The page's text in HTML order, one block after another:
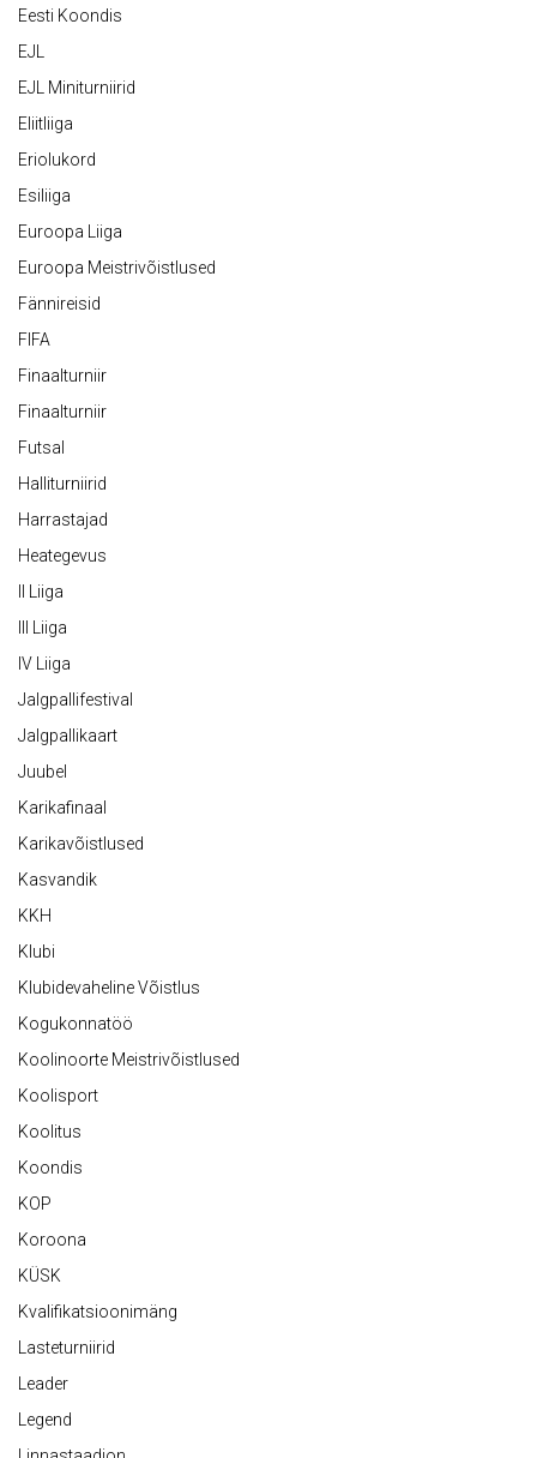
Eesti Koondis
EJL
EJL Miniturniirid
Eliitliiga
Eriolukord
Esiliiga
Euroopa Liiga
Euroopa Meistrivõistlused
Fännireisid
FIFA
Finaalturniir
Finaalturniir
Futsal
Halliturniirid
Harrastajad
Heategevus
II Liiga
III Liiga
IV Liiga
Jalgpallifestival
Jalgpallikaart
Juubel
Karikafinaal
Karikavõistlused
Kasvandik
KKH
Klubi
Klubidevaheline Võistlus
Kogukonnatöö
Koolinoorte Meistrivõistlused
Koolisport
Koolitus
Koondis
KOP
Koroona
KÜSK
Kvalifikatsioonimäng
Lasteturniirid
Leader
Legend